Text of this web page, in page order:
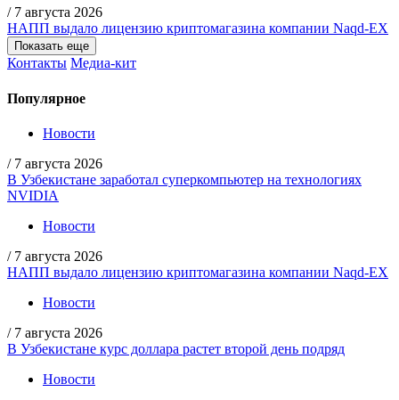
/ 7 августа 2026
НАПП выдало лицензию криптомагазина компании Naqd-EX
Показать еще
Контакты Медиа-кит
Популярное
Новости
/ 7 августа 2026
В Узбекистане заработал суперкомпьютер на технологиях
NVIDIA
Новости
/ 7 августа 2026
НАПП выдало лицензию криптомагазина компании Naqd-EX
Новости
/ 7 августа 2026
В Узбекистане курс доллара растет второй день подряд
Новости